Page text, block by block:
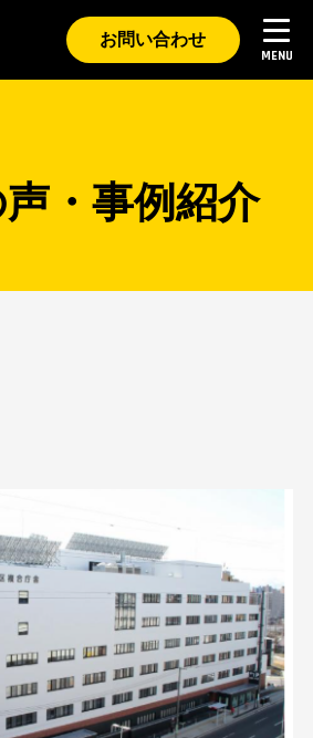
お問い合わせ
特長
の声・事例紹介
報
バシーポリシー
・事例紹介